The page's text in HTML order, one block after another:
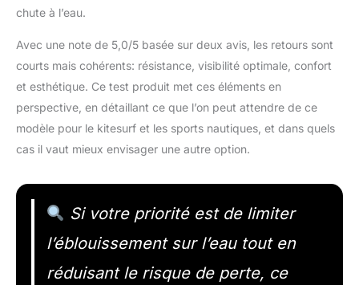
chute à l’eau.
Avec une note de 5,0/5 basée sur deux avis, les retours sont
courts mais cohérents: résistance, visibilité optimale, confort
et esthétique. Ce test produit met ces éléments en
perspective, en détaillant ce que l’on peut attendre de ce
modèle pour le kitesurf et les sports nautiques, et dans quels
cas il vaut mieux envisager une autre option.
Si votre priorité est de limiter
l’éblouissement sur l’eau tout en
réduisant le risque de perte, ce